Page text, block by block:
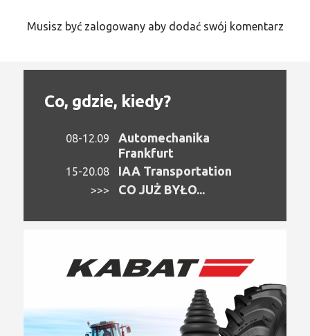
Musisz być zalogowany aby dodać swój komentarz
Co, gdzie, kiedy?
08-12.09
Automechanika
Frankfurt
15-20.08 IAA Transportation
>>> CO JUŻ BYŁO...